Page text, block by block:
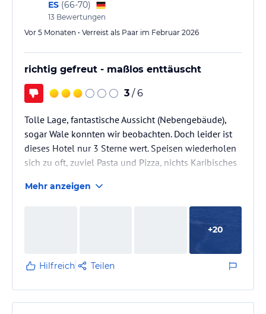
ES (66-70)
13 Bewertungen
Vor 5 Monaten • Verreist als Paar im Februar 2026
richtig gefreut - maßlos enttäuscht
3 / 6
Tolle Lage, fantastische Aussicht (Nebengebäude),
sogar Wale konnten wir beobachten. Doch leider ist
dieses Hotel nur 3 Sterne wert. Speisen wiederholen
sich zu oft, zuviel Pasta und Pizza, nichts Karibisches
karibisches Flair vermissen. Die "Essenausgabe"
Getränkeauswahl mäßig. Es existierte nur eine
Cafezeit. Fehlanzeige für Snacks in…
Mehr anzeigen
+20
Hilfreich Teilen